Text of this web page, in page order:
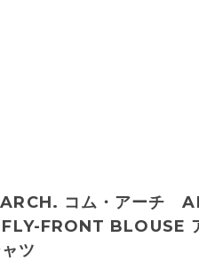
コム・アーチ
FRONT BLOUSE
ツ